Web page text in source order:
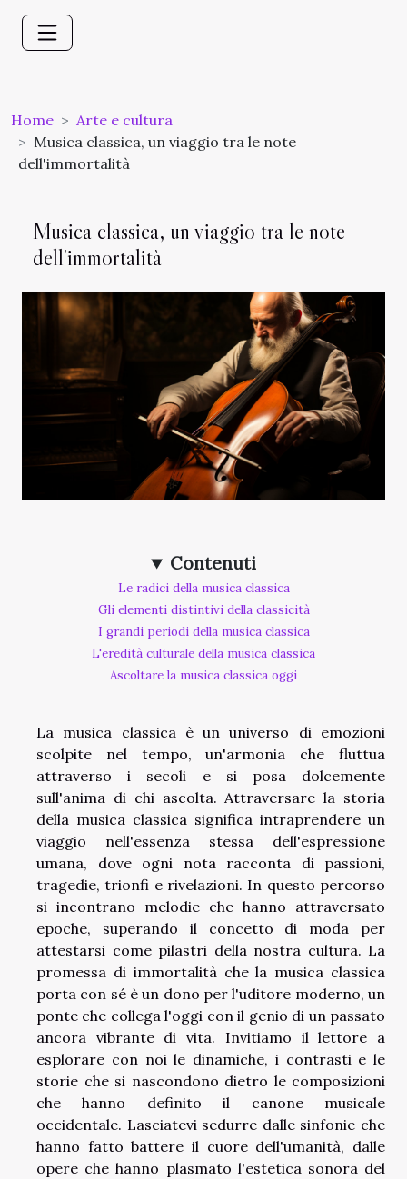
Home
Arte e cultura
Musica classica, un viaggio tra le note
dell'immortalità
Musica classica, un viaggio tra le note
dell'immortalità
Contenuti
Le radici della musica classica
Gli elementi distintivi della classicità
I grandi periodi della musica classica
L'eredità culturale della musica classica
Ascoltare la musica classica oggi
La musica classica è un universo di emozioni
scolpite nel tempo, un'armonia che fluttua
attraverso i secoli e si posa dolcemente
sull'anima di chi ascolta. Attraversare la storia
della musica classica significa intraprendere un
viaggio nell'essenza stessa dell'espressione
umana, dove ogni nota racconta di passioni,
tragedie, trionfi e rivelazioni. In questo percorso
si incontrano melodie che hanno attraversato
epoche, superando il concetto di moda per
attestarsi come pilastri della nostra cultura. La
promessa di immortalità che la musica classica
porta con sé è un dono per l'uditore moderno, un
ponte che collega l'oggi con il genio di un passato
ancora vibrante di vita. Invitiamo il lettore a
esplorare con noi le dinamiche, i contrasti e le
storie che si nascondono dietro le composizioni
che hanno definito il canone musicale
occidentale. Lasciatevi sedurre dalle sinfonie che
hanno fatto battere il cuore dell'umanità, dalle
opere che hanno plasmato l'estetica sonora del